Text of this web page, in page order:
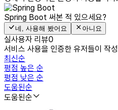
Spring Boot 써본 적 있으세요?
네, 사용해 봤어요 아니요
실사용자 리뷰0
서비스 사용을 인증한 유저들이 작
최신순
평점 높은 순
평점 낮은 순
도움된순
도움된순